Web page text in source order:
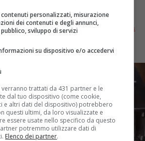
potrebbe avere un reboot: un
sul set.
contenuti personalizzati, misurazione
dei contenuti e degli annunci,
sviluppo di servizi
su dispositivo e/o accedervi
trattati da 431 partner e le
dal tuo dispositivo (come cookie,
e altri dati del dispositivo) potrebbero
questi ultimi, da loro visualizzate e
essere usate nello specifico da questo
potremmo utilizzare dati di
Elenco dei partner.